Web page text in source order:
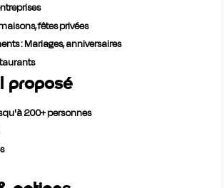
fêtes privées
: Mariages, anniversaires
proposé
200+ personnes